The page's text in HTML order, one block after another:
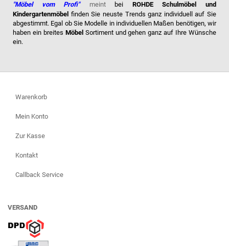
"Möbel vom Profi"
meintbei ROHDE Schulmöbel und
Kindergartenmöbel finden Sie neuste Trends ganz individuell auf Sie
abgestimmt. Egal ob Sie Modelle in individuellen Maßen benötigen, wir
haben ein breites Möbel Sortiment und gehen ganz auf Ihre Wünsche
ein.
Warenkorb
Mein Konto
Zur Kasse
Kontakt
Callback Service
VERSAND